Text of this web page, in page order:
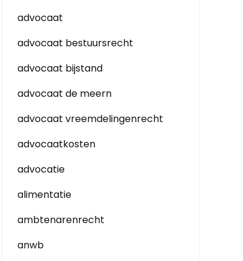
advocaat
advocaat bestuursrecht
advocaat bijstand
advocaat de meern
advocaat vreemdelingenrecht
advocaatkosten
advocatie
alimentatie
ambtenarenrecht
anwb